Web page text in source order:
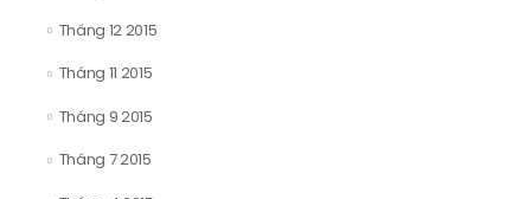
Tháng 12 2015
Tháng 11 2015
Tháng 9 2015
Tháng 7 2015